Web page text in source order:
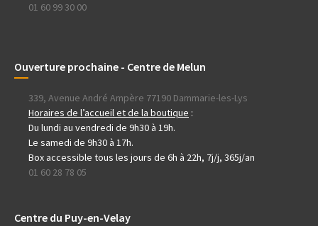
01 60 99 30 00
Ouverture prochaine - Centre de Melun
339, Avenue André Ampère 77190 Dammarie-les-Lys
Horaires de l’accueil et de la boutique :
Du lundi au vendredi de 9h30 à 19h.
Le samedi de 9h30 à 17h.
Box accessible tous les jours de 6h à 22h, 7j/j, 365j/an
01 60 28 78 05
Centre du Puy-en-Velay